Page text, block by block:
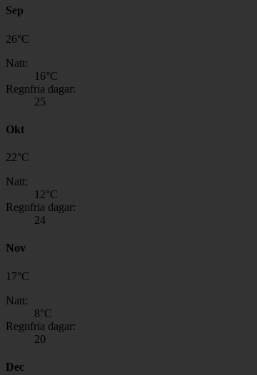
Sep
26°C
Natt:
16°C
Regnfria dagar:
25
Okt
22°C
Natt:
12°C
Regnfria dagar:
24
Nov
17°C
Natt:
8°C
Regnfria dagar:
20
Dec